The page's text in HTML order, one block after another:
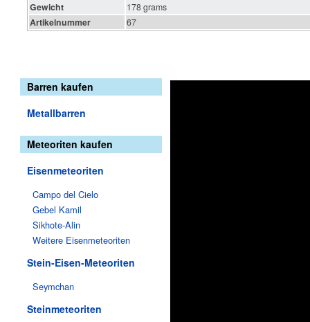
Gewicht 178 grams
Artikelnummer 67
Barren kaufen
Metallbarren
Meteoriten kaufen
Eisenmeteoriten
Campo del Cielo
Gebel Kamil
Sikhote-Alin
Weitere Eisenmeteoriten
Stein-Eisen-Meteoriten
Seymchan
Steinmeteoriten